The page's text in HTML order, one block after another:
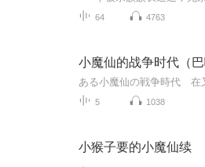
64 4763
5 1038
小猴子要的小魔仙续